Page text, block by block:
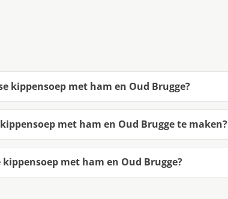
kippensoep met ham en Oud Brugge?
met ham en Oud Brugge te maken?
met ham en Oud Brugge?